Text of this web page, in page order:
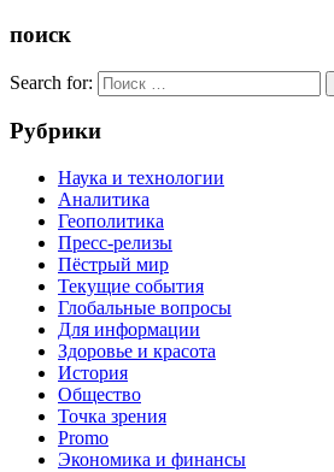
поиск
Search for:
Рубрики
Наука и технологии
Аналитика
Геополитика
Пресс-релизы
Пёстрый мир
Текущие события
Глобальные вопросы
Для информации
Здоровье и красота
История
Общество
Точка зрения
Promo
Экономика и финансы